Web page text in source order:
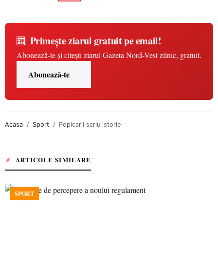
Primește ziarul gratuit pe email!
Abonează-te și citești ziarul Gazeta Nord-Vest zilnic, gratuit.
Abonează-te
Acasa Sport Popicarii scriu istorie
ARTICOLE SIMILARE
SPORT